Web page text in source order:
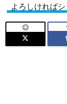
よろしければ
